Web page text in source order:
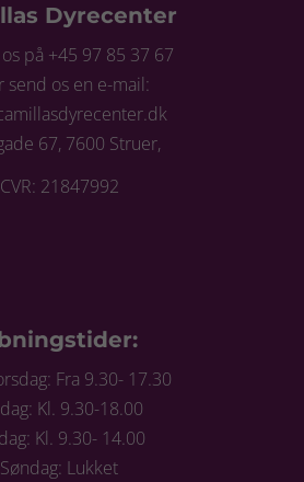
Dyrecenter
på +45 97 85 37 67
send os en e-mail:
67, 7600 Struer,
CVR: 21847992
Fra 9.30- 17.30
Kl. 9.30-18.00
Kl. 9.30- 14.00
Søndag: Lukket